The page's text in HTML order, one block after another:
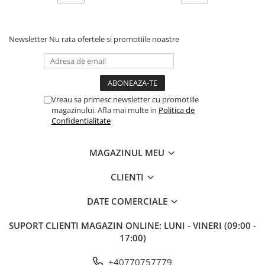
Newsletter Nu rata ofertele si promotiile noastre
Vreau sa primesc newsletter cu promotiile
magazinului. Afla mai multe in Politica de
Confidentialitate
MAGAZINUL MEU
CLIENTI
DATE COMERCIALE
SUPORT CLIENTI MAGAZIN ONLINE: LUNI - VINERI (09:00 -
17:00)
+40770757779